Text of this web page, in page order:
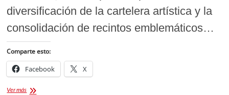
diversificación de la cartelera artística y la
consolidación de recintos emblemáticos…
Comparte esto:
Facebook X
Ver másMichael